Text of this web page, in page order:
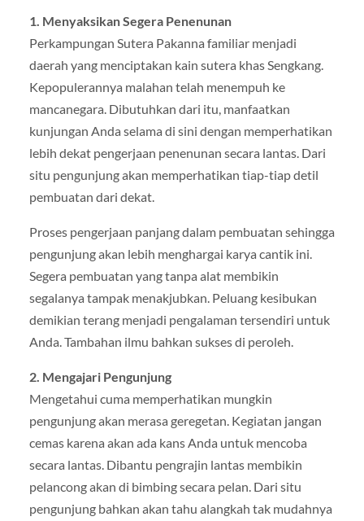
1. Menyaksikan Segera Penenunan
Perkampungan Sutera Pakanna familiar menjadi
daerah yang menciptakan kain sutera khas Sengkang.
Kepopulerannya malahan telah menempuh ke
mancanegara. Dibutuhkan dari itu, manfaatkan
kunjungan Anda selama di sini dengan memperhatikan
lebih dekat pengerjaan penenunan secara lantas. Dari
situ pengunjung akan memperhatikan tiap-tiap detil
pembuatan dari dekat.
Proses pengerjaan panjang dalam pembuatan sehingga
pengunjung akan lebih menghargai karya cantik ini.
Segera pembuatan yang tanpa alat membikin
segalanya tampak menakjubkan. Peluang kesibukan
demikian terang menjadi pengalaman tersendiri untuk
Anda. Tambahan ilmu bahkan sukses di peroleh.
2. Mengajari Pengunjung
Mengetahui cuma memperhatikan mungkin
pengunjung akan merasa geregetan. Kegiatan jangan
cemas karena akan ada kans Anda untuk mencoba
secara lantas. Dibantu pengrajin lantas membikin
pelancong akan di bimbing secara pelan. Dari situ
pengunjung bahkan akan tahu alangkah tak mudahnya